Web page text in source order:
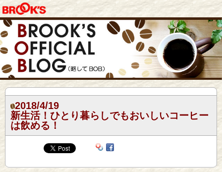
2018/4/19
新生活！ひとり暮らしでもおいしいコーヒー
は飲める！